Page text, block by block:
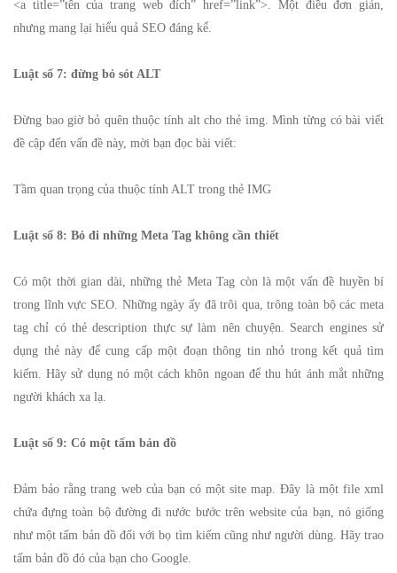
<a title=”tên của trang web đích” href=”link”>. Một điều đơn giản,
nhưng mang lại hiểu quả SEO đáng kể.
Luật số 7: đừng bỏ sót ALT
Đừng bao giờ bỏ quên thuộc tính alt cho thẻ img. Mình từng có bài viết
đề cập đến vấn đề này, mời bạn đọc bài viết:
Tầm quan trọng của thuộc tính ALT trong thẻ IMG
Luật số 8: Bỏ đi những Meta Tag không cần thiết
Có một thời gian dài, những thẻ Meta Tag còn là một vấn đề huyền bí
trong lĩnh vực SEO. Những ngày ấy đã trôi qua, trông toàn bộ các meta
tag chỉ có thẻ description thực sự làm nên chuyện. Search engines sử
dụng thẻ này để cung cấp một đoạn thông tin nhỏ trong kết quả tìm
kiếm. Hãy sử dụng nó một cách khôn ngoan để thu hút ánh mắt những
người khách xa lạ.
Luật số 9: Có một tấm bản đồ
Đảm bảo rằng trang web của bạn có một site map. Đây là một file xml
chứa đựng toàn bộ đường đi nước bước trên website của bạn, nó giống
như một tấm bản đồ đối với bọ tìm kiếm cũng như người dùng. Hãy trao
tấm bản đồ đó của bạn cho Google.